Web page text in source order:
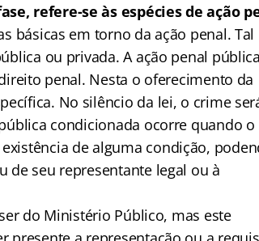
refere-se às espécies de ação
básicas em torno da ação penal. Tal
ou privada. A ação penal pública
penal. Nesta o oferecimento da
No silêncio da lei, o crime
condicionada ocorre quando o
de alguma condição,
de seu representante legal ou à
do Ministério Público, mas este